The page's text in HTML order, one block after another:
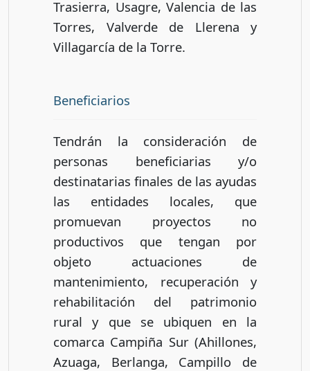
Trasierra, Usagre, Valencia de las
Torres, Valverde de Llerena y
Villagarcía de la Torre.
Beneficiarios
Tendrán la consideración de
personas beneficiarias y/o
destinatarias finales de las ayudas
las entidades locales, que
promuevan proyectos no
productivos que tengan por
objeto actuaciones de
mantenimiento, recuperación y
rehabilitación del patrimonio
rural y que se ubiquen en la
comarca Campiña Sur (Ahillones,
Azuaga, Berlanga, Campillo de